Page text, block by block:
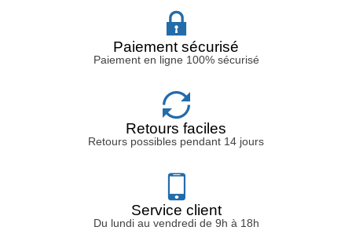
Paiement sécurisé
Paiement en ligne 100% sécurisé
Retours faciles
Retours possibles pendant 14 jours
Service client
Du lundi au vendredi de 9h à 18h